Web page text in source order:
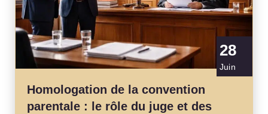
28
Juin
Homologation de la convention
parentale : le rôle du juge et des